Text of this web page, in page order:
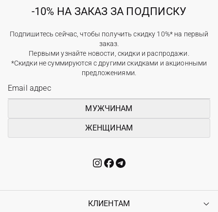
-10% НА ЗАКАЗ ЗА ПОДПИСКУ
Подпишитесь сейчас, чтобы получить скидку 10%* на первый
заказ.
Первыми узнайте новости, скидки и распродажи.
*Скидки не суммируются с другими скидками и акционными
предложениями.
МУЖЧИНАМ
ЖЕНЩИНАМ
КЛИЕНТАМ